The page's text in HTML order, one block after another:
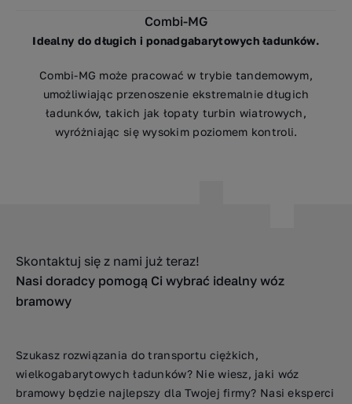
Combi-MG
Idealny do długich i ponadgabarytowych ładunków.
Combi-MG może pracować w trybie tandemowym,
umożliwiając przenoszenie ekstremalnie długich
ładunków, takich jak łopaty turbin wiatrowych,
wyróżniając się wysokim poziomem kontroli.
Skontaktuj się z nami już teraz!
Nasi doradcy pomogą Ci wybrać idealny wóz
bramowy
Szukasz rozwiązania do transportu ciężkich,
wielkogabarytowych ładunków? Nie wiesz, jaki wóz
bramowy będzie najlepszy dla Twojej firmy? Nasi eksperci